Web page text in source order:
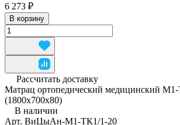
6 273 ₽
В корзину
Рассчитать доставку
Матрац ортопедический медицинский
(1800x700x80)
В наличии
Арт. ВиЦыАн-М1-ТК1/1-20